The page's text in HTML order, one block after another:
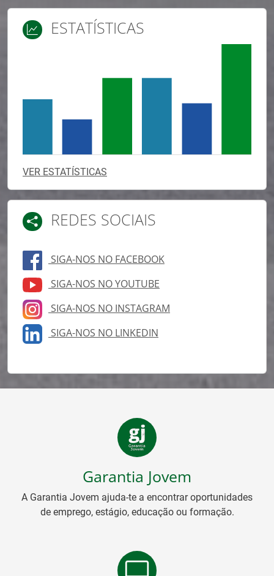
ESTATÍSTICAS
VER ESTATÍSTICAS
REDES SOCIAIS
SIGA-NOS NO FACEBOOK
SIGA-NOS NO YOUTUBE
SIGA-NOS NO INSTAGRAM
SIGA-NOS NO LINKEDIN
Garantia Jovem
A Garantia Jovem ajuda-te a encontrar oportunidades
de emprego, estágio, educação ou formação.